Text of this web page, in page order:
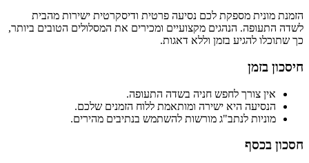
הזמנת מונית מספקת לכם נסיעה פרטית ודיסקרטית ישירות מהבית
לשדה התעופה. הנהגים מקצועיים ומכירים את המסלולים הטובים ביותר,
כך שתוכלו להגיע בזמן וללא דאגות.
חיסכון בזמן
אין צורך לחפש חניה בשדה התעופה.
הנסיעה היא ישירה ומותאמת ללוח הזמנים שלכם.
מוניות לנתב"ג מורשות להשתמש בנתיבים מהירים.
חסכון בכסף